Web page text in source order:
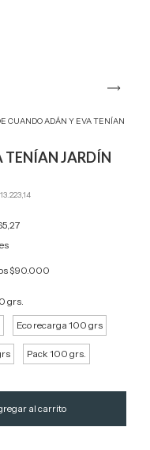
CUANDO ADÁN Y EVA TENÍAN
TENÍAN JARDÍN
$90.000
grs.
Eco recarga 100 grs
Pack 100 grs.